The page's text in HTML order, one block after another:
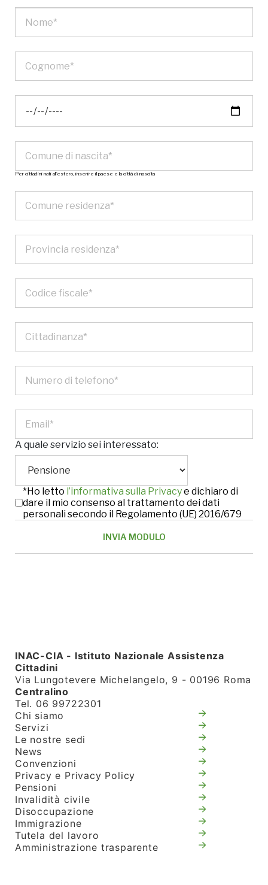
Per cittadini nati all’estero, inserire il paese e la città di nascita
A quale servizio sei interessato:
*Ho letto l’informativa sulla Privacye dichiaro di
dare il mio consenso al trattamento dei dati
personali secondo il Regolamento (UE) 2016/679
INAC-CIA - Istituto Nazionale Assistenza
Cittadini
Via Lungotevere Michelangelo, 9 - 00196 Roma
Centralino
Tel. 06 99722301
Chi siamo
Servizi
Le nostre sedi
News
Convenzioni
Privacy e Privacy Policy
Pensioni
Invalidità civile
Disoccupazione
Immigrazione
Tutela del lavoro
Amministrazione trasparente